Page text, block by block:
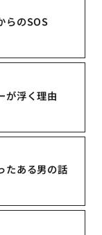
らのSOS
が浮く理由
たある男の話